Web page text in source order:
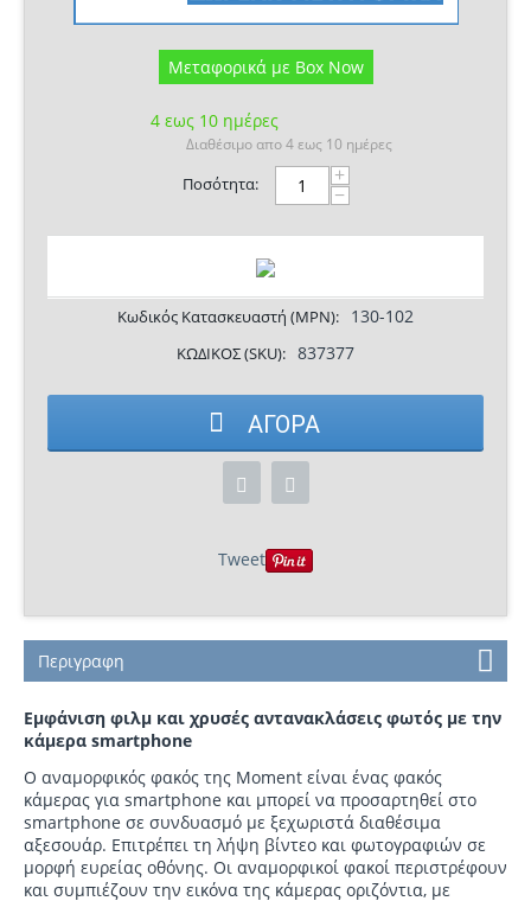
Μεταφoρικά με Box Now
4 εως 10 ημέρες
Διαθέσιμο απο 4 εως 10 ημέρες
Ποσότητα: +
−
Κωδικός Κατασκευαστή (MPN): 130-102
ΚΩΔΙΚΟΣ (SKU): 837377
ΑΓΟΡΆ
Tweet
Περιγραφη
Εμφάνιση φιλμ και χρυσές αντανακλάσεις φωτός με την
κάμερα smartphone
Ο αναμορφικός φακός της Moment είναι ένας φακός
κάμερας για smartphone και μπορεί να προσαρτηθεί στο
smartphone σε συνδυασμό με ξεχωριστά διαθέσιμα
αξεσουάρ. Επιτρέπει τη λήψη βίντεο και φωτογραφιών σε
μορφή ευρείας οθόνης. Οι αναμορφικοί φακοί περιστρέφουν
και συμπιέζουν την εικόνα της κάμερας οριζόντια, με